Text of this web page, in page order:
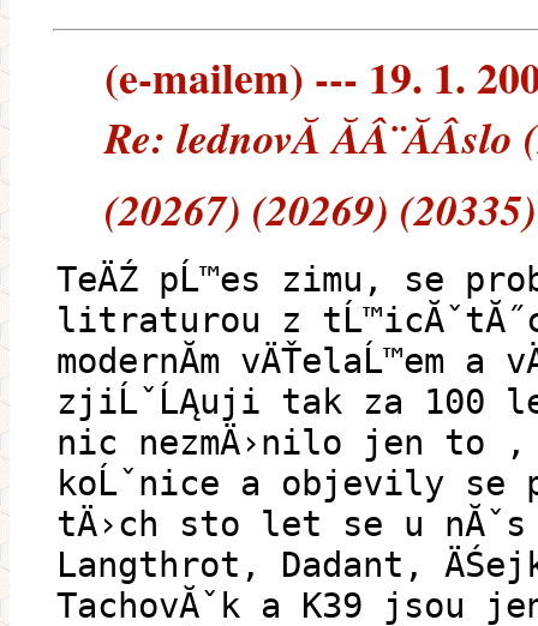
(e-mailem) --- 19. 1.
Re: lednovĂ
(20267) (20269)
TeÄŹ pĹ™es zimu, se
litraturou z
modernĂ­m vÄŤelaĹ™em a
zjiĹˇĹĄuji tak za 100
nic nezmÄ›nilo jen to
koĹˇnice a objevily se
tÄ›ch sto let se u nĂˇs
Langthrot, Dadant,
TachovĂˇk a K39 jsou